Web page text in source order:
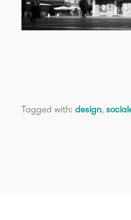
Tagged with: design,